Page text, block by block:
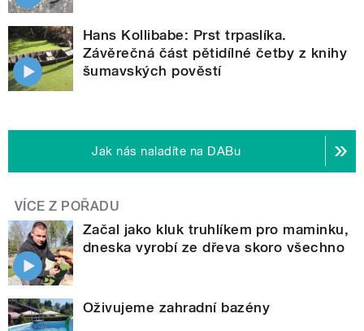
Hans Kollibabe: Prst trpaslíka.
Závěrečná část pětidílné četby z knihy
šumavských pověstí
Jak nás naladíte na DABu
VÍCE Z POŘADU
Začal jako kluk truhlíkem pro maminku,
dneska vyrobí ze dřeva skoro všechno
Oživujeme zahradní bazény